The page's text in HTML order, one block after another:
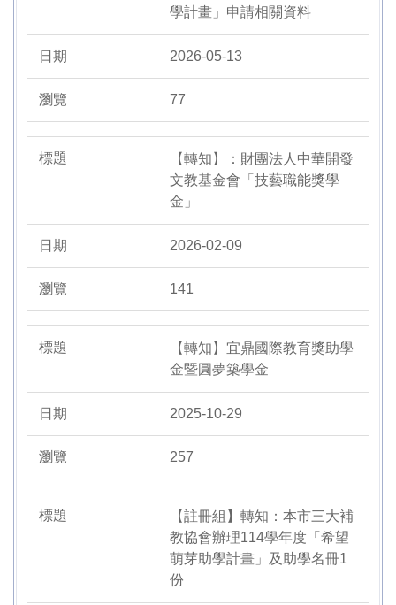
學計畫」申請相關資料
2026-05-13
77
【轉知】：財團法人中華開發
文教基金會「技藝職能獎學
金」
2026-02-09
141
【轉知】宜鼎國際教育獎助學
金暨圓夢築學金
2025-10-29
257
【註冊組】轉知：本市三大補
教協會辦理114學年度「希望
萌芽助學計畫」及助學名冊1
份